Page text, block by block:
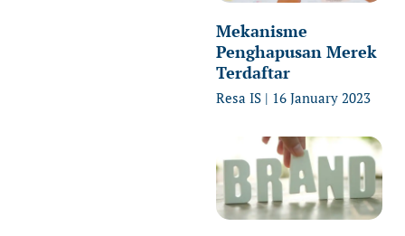
Mekanisme
Penghapusan Merek
Terdaftar
Resa IS 16 January 2023